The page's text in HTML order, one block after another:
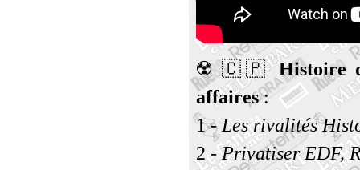
☢️ 🇨🇵Histoire
affaires:
1- Les rivalités
2- Privatiser EDF,